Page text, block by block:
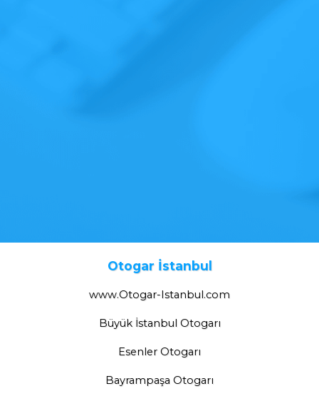
Otogar İstanbul
www.Otogar-Istanbul.com
Büyük İstanbul Otogarı
Esenler Otogarı
Bayrampaşa Otogarı